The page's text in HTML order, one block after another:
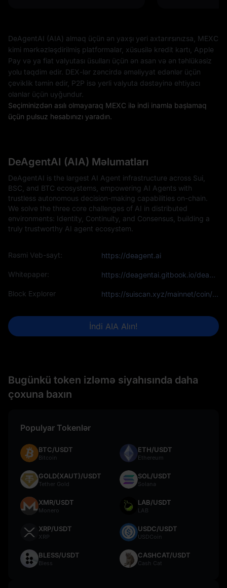
DeAgentAI (AIA) almaq üçün ən yaxşı yeri axtarırsınızsa, MEXC
kimi mərkəzləşdirilmiş platformalar, xüsusilə kredit kartı, Apple
Pay və ya fiat valyutası üsulları üçün ən asan və ən təhlükəsiz
yolu təqdim edir. DEX-lər zəncirdə əməliyyat edənlər üçün
çeviklik təmin edir, P2P isə yerli valyuta dəstəyinə ehtiyacı
olanlar üçün uyğundur.
Seçiminizdən asılı olmayaraq MEXC ilə indi inamla başlamaq
üçün pulsuz hesabınızı yaradın.
DeAgentAI (AIA) Məlumatları
DeAgentAI is the largest AI Agent infrastructure across Sui,
BSC, and BTC ecosystems, empowering AI Agents with
trustless autonomous decision-making capabilities on-chain.
We solve the three core challenges of AI in distributed
environments: Identity, Continuity, and Consensus, building a
truly trustworthy AI agent ecosystem.
Rəsmi Veb-sayt: https://deagent.ai
Whitepaper: https://deagentai.gitbook.io/deagentai
Block Explorer https://suiscan.xyz/mainnet/coin/0x99cc0e7834326ec6ac571421e9b8e042e9eb63062771c77ac592bd194180b5da::deagent_token::DEAGENT_TOKEN/traders
İndi AIA Alın!
Bugünkü token izləmə siyahısında daha
çoxuna baxın
Populyar Tokenlər
BTC/USDT
Bitcoin
ETH/USDT
Ethereum
GOLD(XAUT)/USDT
Tether Gold
SOL/USDT
Solana
XMR/USDT
Monero
LAB/USDT
LAB
XRP/USDT
XRP
USDC/USDT
USDCoin
BLESS/USDT
Bless
CASHCAT/USDT
Cash Cat